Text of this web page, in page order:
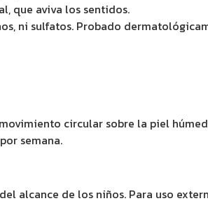
que aviva los sentidos.
ni sulfatos. Probado
circular sobre la piel
semana.
alcance de los niños. Para uso